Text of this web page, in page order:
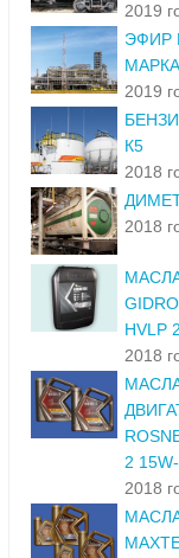
2019
ЭФИР
2019
К5
2018
2018
HVLP
2018
2
2018